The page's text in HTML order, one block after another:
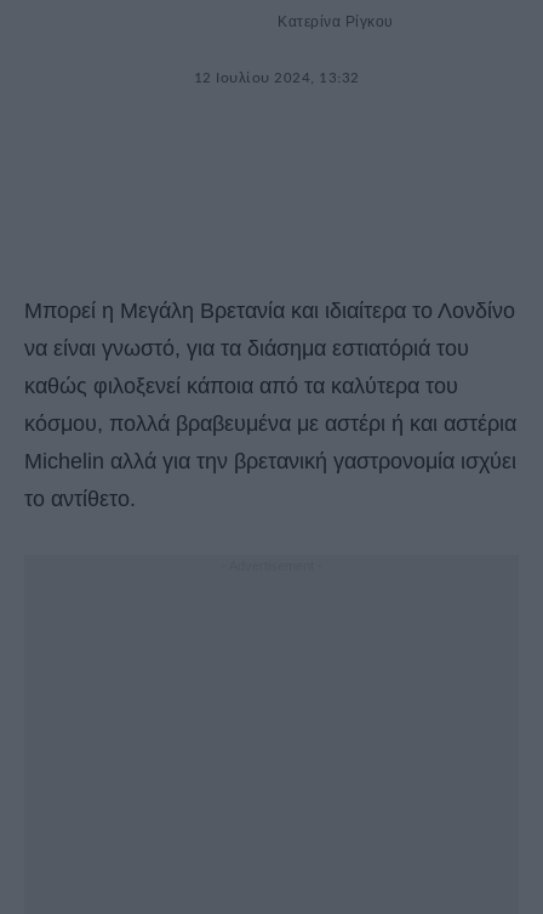
Κατερίνα Ρίγκου
12 Ιουλίου 2024, 13:32
Μπορεί η Μεγάλη Βρετανία και ιδιαίτερα το Λονδίνο
να είναι γνωστό, για τα διάσημα εστιατόριά του
καθώς φιλοξενεί κάποια από τα καλύτερα του
κόσμου, πολλά βραβευμένα με αστέρι ή και αστέρια
Michelin αλλά για την βρετανική γαστρονομία ισχύει
το αντίθετο.